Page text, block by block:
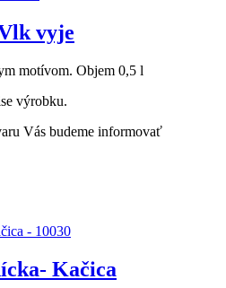
vyje
motívom. Objem 0,5 l
výrobku.
Vás budeme informovať
Kačica